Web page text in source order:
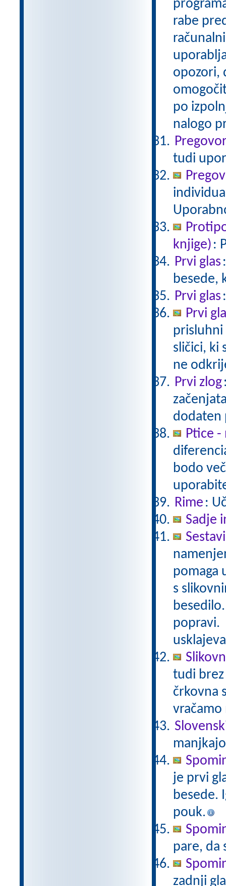
rabe
opozori,
po
nalogo
tudi
knjige) :
Prvi glas
besede,
Prvi glas
Prvi
prisluhni
sličici, ki
ne
Prvi zlog
dodaten
Ptice
bodo
Rime :
Sadje
pomaga
s
popravi.
tudi
črkovna
vračamo
je prvi
besede.
pouk.
pare, da
zadnji